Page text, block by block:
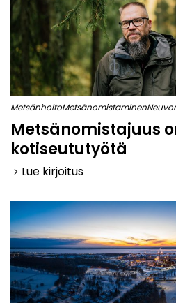
MetsänhoitoMetsänomistaminen
Metsänomistajuus
kotiseututyötä
keyboard_arrow_right Lue kirjoitus